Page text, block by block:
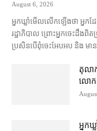
August 6, 2026
អ្នកឃ្លាំមើល​លើកឡើង​ថា អ្នក​
រដ្ឋាភិបាល ព្រោះ​អ្នកចេះដឹង​
ប្រសិនបើ​ពុំ​ចេះ​អែបអប និង ម
តុលា
លោក
អ្នកឃ្